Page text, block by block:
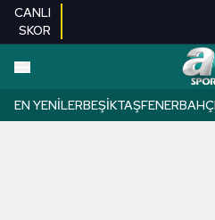
CANLI
SKOR
EN YENILERBEŞIKTAŞ